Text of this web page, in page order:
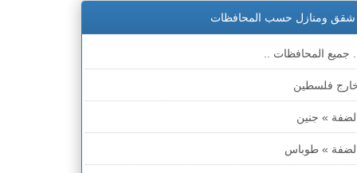
شقق ومنازل حسب المحافظات
.. جميع المحافظات ..
فلسطين
» جنين
» طوباس